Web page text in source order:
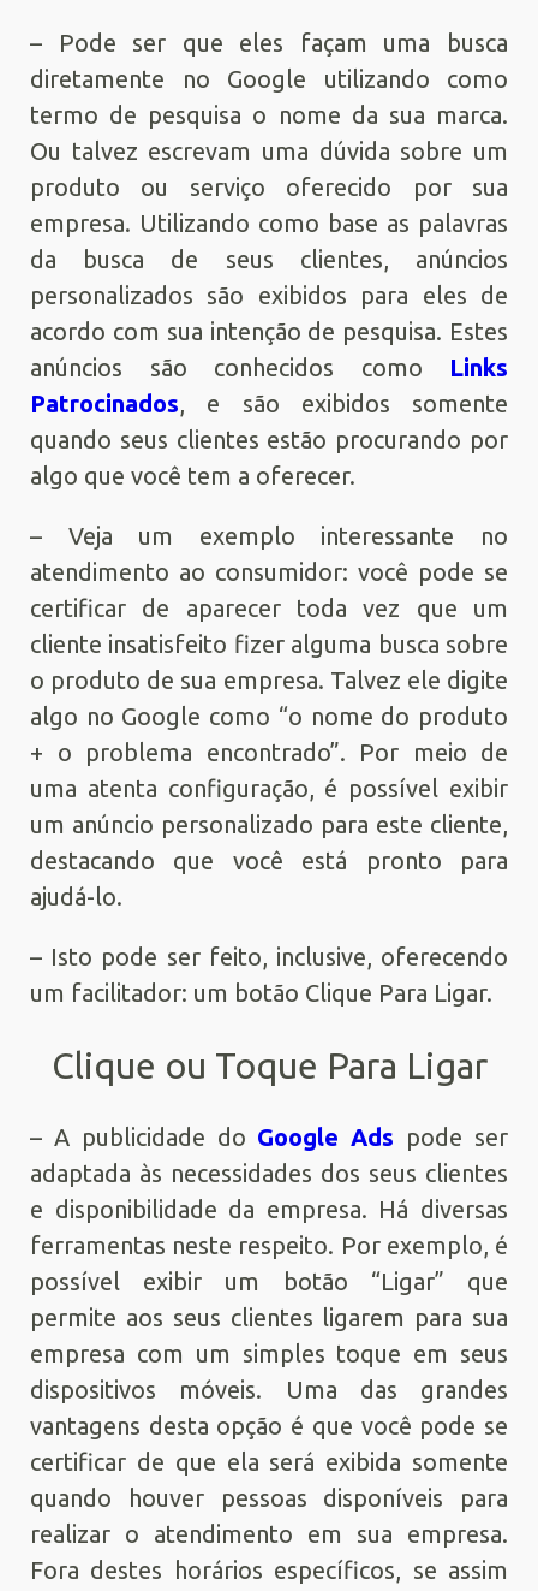
– Pode ser que eles façam uma busca
diretamente no Google utilizando como
termo de pesquisa o nome da sua marca.
Ou talvez escrevam uma dúvida sobre um
produto ou serviço oferecido por sua
empresa. Utilizando como base as palavras
da busca de seus clientes, anúncios
personalizados são exibidos para eles de
acordo com sua intenção de pesquisa. Estes
anúncios são conhecidos como Links
Patrocinados, e são exibidos somente
quando seus clientes estão procurando por
algo que você tem a oferecer.
– Veja um exemplo interessante no
atendimento ao consumidor: você pode se
certificar de aparecer toda vez que um
cliente insatisfeito fizer alguma busca sobre
o produto de sua empresa. Talvez ele digite
algo no Google como “o nome do produto
+ o problema encontrado”. Por meio de
uma atenta configuração, é possível exibir
um anúncio personalizado para este cliente,
destacando que você está pronto para
ajudá-lo.
– Isto pode ser feito, inclusive, oferecendo
um facilitador: um botão Clique Para Ligar.
Clique ou Toque Para Ligar
– A publicidade do Google Ads pode ser
adaptada às necessidades dos seus clientes
e disponibilidade da empresa. Há diversas
ferramentas neste respeito. Por exemplo, é
possível exibir um botão “Ligar” que
permite aos seus clientes ligarem para sua
empresa com um simples toque em seus
dispositivos móveis. Uma das grandes
vantagens desta opção é que você pode se
certificar de que ela será exibida somente
quando houver pessoas disponíveis para
realizar o atendimento em sua empresa.
Fora destes horários específicos, se assim